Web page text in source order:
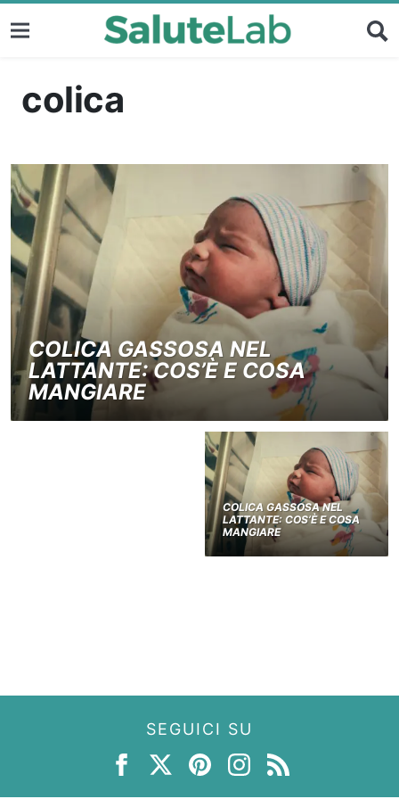
colica
COLICA GASSOSA NEL
LATTANTE: COS’È E COSA
MANGIARE
COLICA GASSOSA NEL
LATTANTE: COS’È E COSA
MANGIARE
SEGUICI SU